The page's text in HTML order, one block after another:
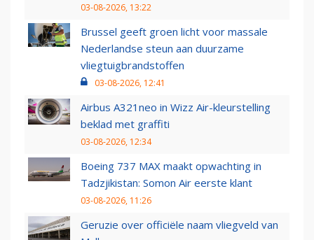
03-08-2026, 13:22
Brussel geeft groen licht voor massale
Nederlandse steun aan duurzame
vliegtuigbrandstoffen
03-08-2026, 12:41
Airbus A321neo in Wizz Air-kleurstelling
beklad met graffiti
03-08-2026, 12:34
Boeing 737 MAX maakt opwachting in
Tadzjikistan: Somon Air eerste klant
03-08-2026, 11:26
Geruzie over officiële naam vliegveld van